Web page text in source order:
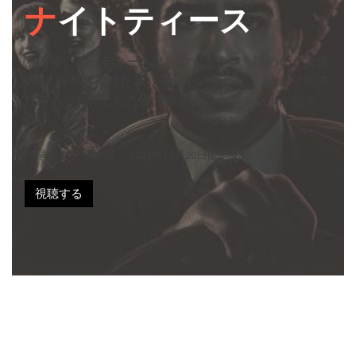
ナイトティース
ある夜、パーティーをはしごするという謎めいた女性
客2人を車に乗せた若い運転手。しかし、2人がその本
性をあらわにしたとき、命がけのサバイバルが始ま
｜学園ホラー映画 ｜ 2021年10月20日配信開始
視聴する